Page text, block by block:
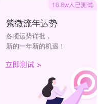
紫微流年运势
各项运势详批，
新的一年新的机遇！